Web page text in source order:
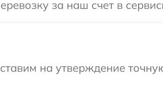
за наш счет в
на утверждение